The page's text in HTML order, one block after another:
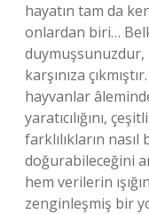
hayatın tam da
onlardan biri…
duymuşsunuzdur,
karşınıza
hayvanlar
yaratıcılığını,
farklılıkların
doğurabileceğini
hem verilerin
zenginleşmiş bir